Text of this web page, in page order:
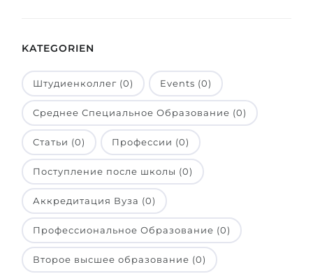
BERATUNG BUCHEN
KATEGORIEN
Штудиенколлег (0) Events (0)
Среднее Специальное Образование (0)
Статьи (0) Профессии (0)
Поступление после школы (0)
Аккредитация Вуза (0)
Профессиональное Образование (0)
Второе высшее образование (0)